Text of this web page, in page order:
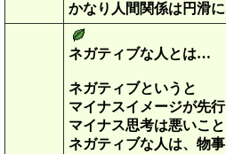
かなり人間関係は円滑
ネガティブな人とは…
ネガティブというと
マイナスイメージが先
マイナス思考は悪いこ
ネガティブな人は、物